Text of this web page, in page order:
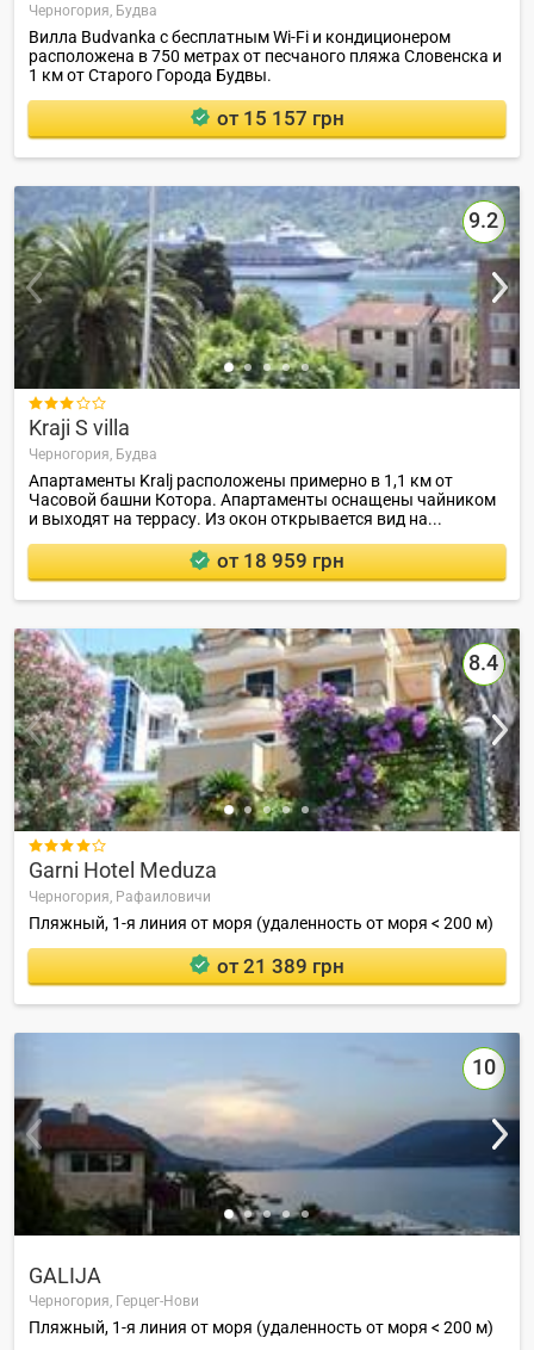
Черногория, Будва
Вилла Budvanka с бесплатным Wi-Fi и кондиционером
расположена в 750 метрах от песчаного пляжа Словенска и
1 км от Старого Города Будвы.
от 15 157 грн
9.2

Kraji S villa
Черногория, Будва
Апартаменты Kralj расположены примерно в 1,1 км от
Часовой башни Котора. Апартаменты оснащены чайником
и выходят на террасу. Из окон открывается вид на...
от 18 959 грн
8.4

Garni Hotel Meduza
Черногория, Рафаиловичи
Пляжный, 1-я линия от моря (удаленность от моря < 200 м)
от 21 389 грн
10
GALIJA
Черногория, Герцег-Нови
Пляжный, 1-я линия от моря (удаленность от моря < 200 м)